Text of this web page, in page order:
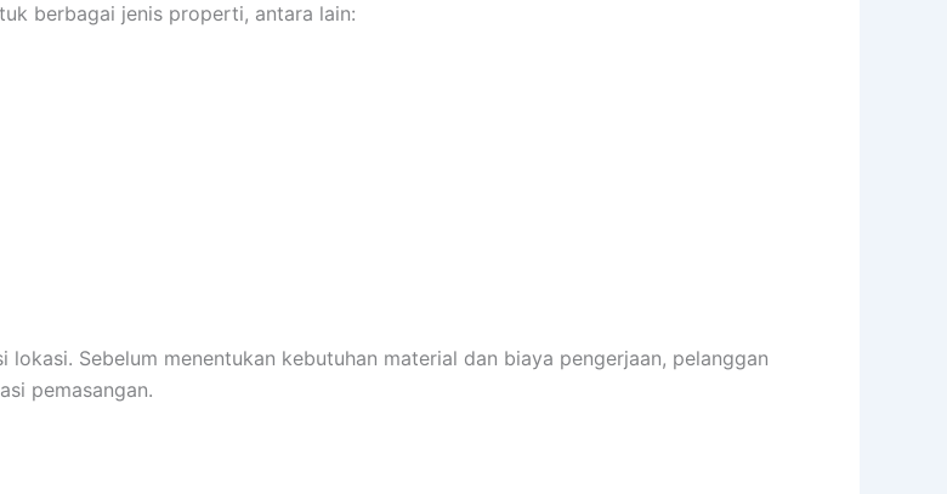
berbagai jenis properti, antara lain:
Sebelum menentukan kebutuhan material dan biaya pengerjaan, pelanggan
pemasangan.